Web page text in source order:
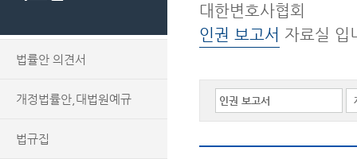
법률안 의견서
개정법률안,대법원예규
법규집
대한변호사협회
인권 보고서 자료실 입